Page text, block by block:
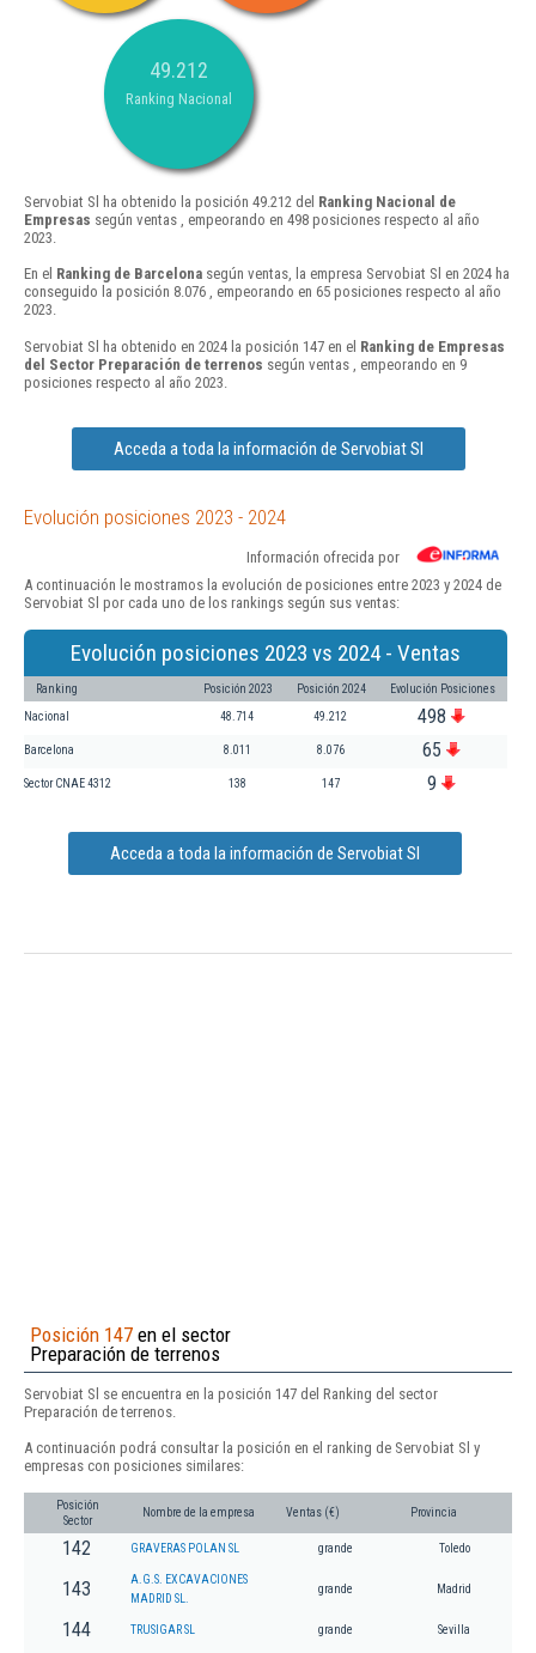
49.212
Ranking Nacional
Servobiat Sl ha obtenido la posición 49.212 del Ranking Nacional de
Empresas según ventas , empeorando en 498 posiciones respecto al año
2023.
En el Ranking de Barcelona según ventas, la empresa Servobiat Sl en 2024 ha
conseguido la posición 8.076 , empeorando en 65 posiciones respecto al año
2023.
Servobiat Sl ha obtenido en 2024 la posición 147 en el Ranking de Empresas
del Sector Preparación de terrenos según ventas , empeorando en 9
posiciones respecto al año 2023.
Acceda a toda la información de Servobiat Sl
Evolución posiciones 2023 - 2024
Información ofrecida por
A continuación le mostramos la evolución de posiciones entre 2023 y 2024 de
Servobiat Sl por cada uno de los rankings según sus ventas:
Evolución posiciones 2023 vs 2024 - Ventas
Ranking Posición 2023 Posición 2024 Evolución Posiciones
Nacional 48.714 49.212 498
Barcelona 8.011 8.076 65
Sector CNAE 4312 138 147 9
Acceda a toda la información de Servobiat Sl
Posición 147 en el sector
Preparación de terrenos
Servobiat Sl se encuentra en la posición 147 del Ranking del sector
Preparación de terrenos.
A continuación podrá consultar la posición en el ranking de Servobiat Sl y
empresas con posiciones similares:
Posición
Sector
Nombre de la empresa Ventas (€) Provincia
142 GRAVERAS POLAN SL grande Toledo
143
A.G.S. EXCAVACIONES
MADRID SL.
grande Madrid
144 TRUSIGAR SL grande Sevilla